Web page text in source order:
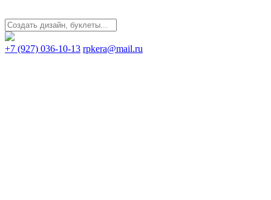
+7 (927) 036-10-13 rpkera@mail.ru